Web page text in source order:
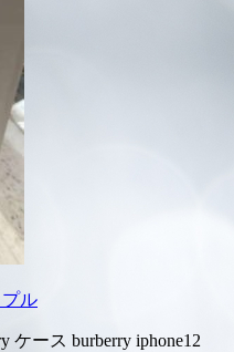
プル
ケース burberry iphone12